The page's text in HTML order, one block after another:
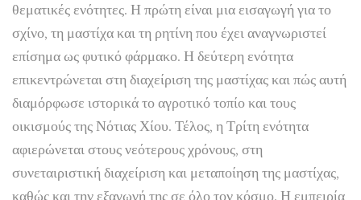
θεματικές ενότητες. Η πρώτη είναι μια εισαγωγή για το
σχίνο, τη μαστίχα και τη ρητίνη που έχει αναγνωριστεί
επίσημα ως φυτικό φάρμακο. Η δεύτερη ενότητα
επικεντρώνεται στη διαχείριση της μαστίχας και πώς αυτή
διαμόρφωσε ιστορικά το αγροτικό τοπίο και τους
οικισμούς της Νότιας Χίου. Τέλος, η Τρίτη ενότητα
αφιερώνεται στους νεότερους χρόνους, στη
συνεταιριστική διαχείριση και μεταποίηση της μαστίχας,